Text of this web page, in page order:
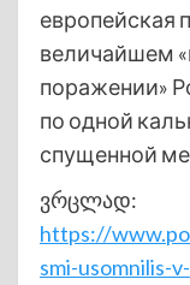
европейская
величайшем
поражении»
по одной
спущенной
ვრცლად:
https://
smi-usomnilis-